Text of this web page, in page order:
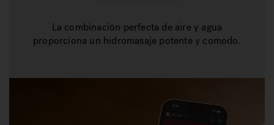
La combinación perfecta de aire y agua
proporciona un hidromasaje potente y comodo.